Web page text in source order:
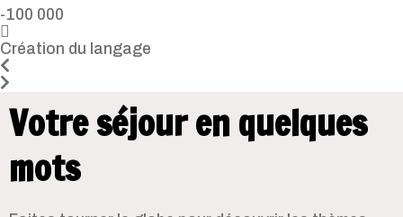
-100 000
Création du langage
Votre séjour en quelques
mots